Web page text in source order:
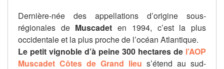
Dernière-née des appellations d’origine sous-
régionales de Muscadet en 1994, c’est la plus
occidentale et la plus proche de l’océan Atlantique.
Le petit vignoble d’à peine 300 hectares de l’AOP
Muscadet Côtes de Grand lieu s’étend au sud-